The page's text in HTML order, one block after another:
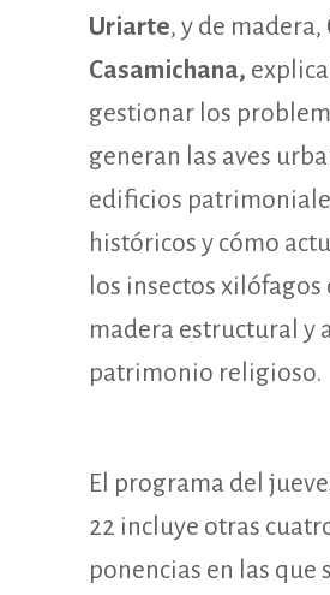
Uriarte, y de madera,
Casamichana,
gestionar los
generan las aves
edificios
históricos y cómo
los insectos xilófagos
madera estructural y
patrimonio religioso.
El programa del
22 incluye otras
ponencias en las que